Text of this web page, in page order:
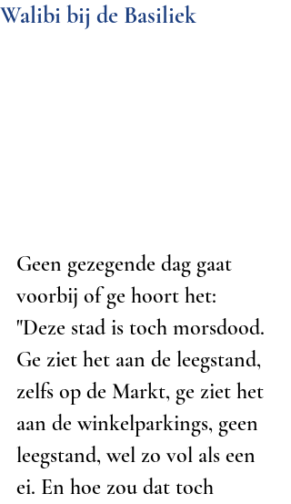
Walibi bij de Basiliek
Geen gezegende dag gaat
voorbij of ge hoort het:
"Deze stad is toch morsdood.
Ge ziet het aan de leegstand,
zelfs op de Markt, ge ziet het
aan de winkelparkings, geen
leegstand, wel zo vol als een
ei. En hoe zou dat toch